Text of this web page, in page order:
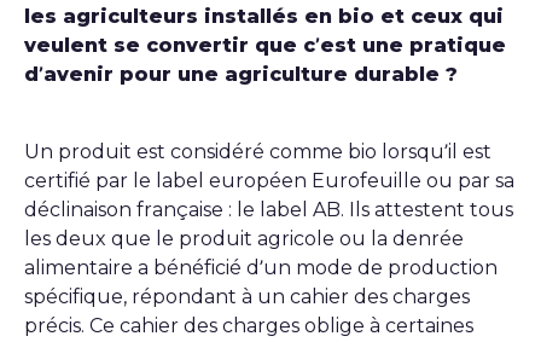
les agriculteurs installés en bio et ceux qui
veulent se convertir que c’est une pratique
d’avenir pour une agriculture durable ?
Un produit est considéré comme bio lorsqu’il est
certifié par le label européen Eurofeuille ou par sa
déclinaison française : le label AB. Ils attestent tous
les deux que le produit agricole ou la denrée
alimentaire a bénéficié d’un mode de production
spécifique, répondant à un cahier des charges
précis. Ce cahier des charges oblige à certaines